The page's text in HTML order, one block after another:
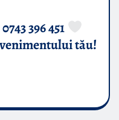
396 451
tău!